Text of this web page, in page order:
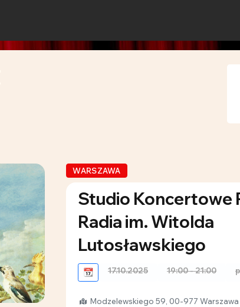
WARSZAWA
Studio Koncertowe
Radia im. Witolda
Lutosławskiego
📆 17.10.2025 19:00 - 21:00
Modzelewskiego 59, 00-977 Warszawa